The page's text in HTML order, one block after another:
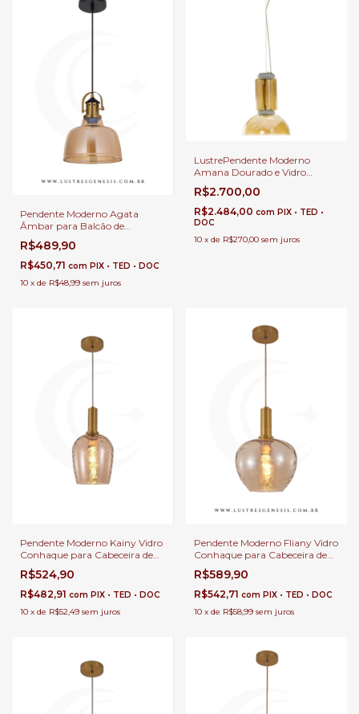
Pendente Moderno Agata
Âmbar para Balcão de
Cozinha, Quartos e Lavabo -
GMH o P-AGATA-AMBAR
R$489,90
R$450,71 com PIX • TED • DOC
10 x de R$48,99 sem juros
LustrePendente Moderno
Amana Dourado e Vidro
Âmbar Ø40cmxH53 para Sala
de Jantar e Área Gourmet
R$2.700,00
R$2.484,00 com PIX • TED •
DOC
10 x de R$270,00 sem juros
Pendente Moderno Kainy Vidro
Conhaque para Cabeceira de
Cama, Balcão de Cozinha,
Quartos, Lavabo e Área
Gourmet
R$524,90
R$482,91 com PIX • TED • DOC
10 x de R$52,49 sem juros
Pendente Moderno Fliany Vidro
Conhaque para Cabeceira de
Cama, Balcão de Cozinha,
Quartos, Lavabo e Área
Gourmet
R$589,90
R$542,71 com PIX • TED • DOC
10 x de R$58,99 sem juros